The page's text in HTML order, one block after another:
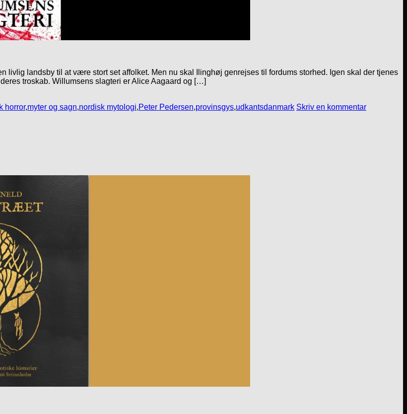
livlig landsby til at være stort set affolket. Men nu skal Ilinghøj genrejses til fordums storhed. Igen skal der tjenes
troskab. Willumsens slagteri er Alice Aagaard og […]
horror,myter og sagn,nordisk mytologi,Peter Pedersen,provinsgys,udkantsdanmark Skriv en kommentar